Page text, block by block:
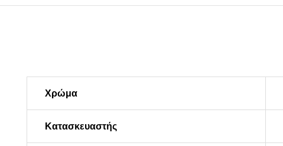
Χρώμα
Κατασκευαστής